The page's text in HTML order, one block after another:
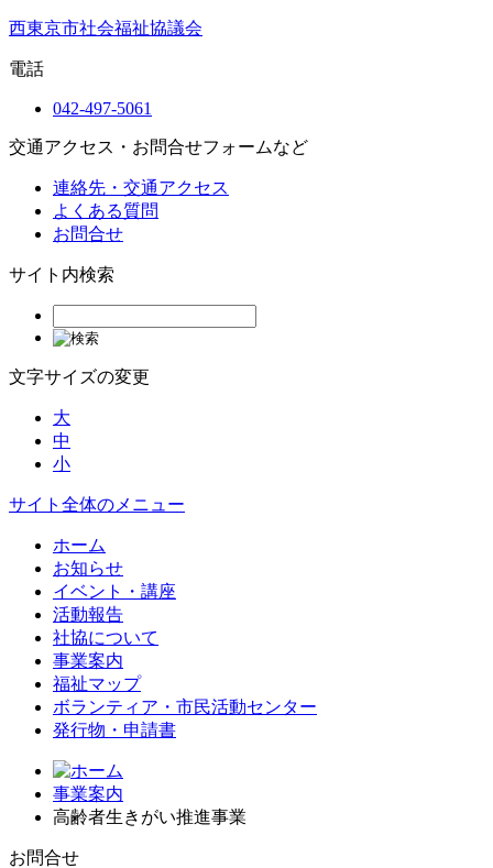
西東京市社会福祉協議会
電話
042-497-5061
交通アクセス・お問合せフォームなど
連絡先・交通アクセス
よくある質問
お問合せ
サイト内検索
文字サイズの変更
大
中
小
サイト全体のメニュー
ホーム
お知らせ
イベント・講座
活動報告
社協について
事業案内
福祉マップ
ボランティア・市民活動センター
発行物・申請書
事業案内
高齢者生きがい推進事業
お問合せ